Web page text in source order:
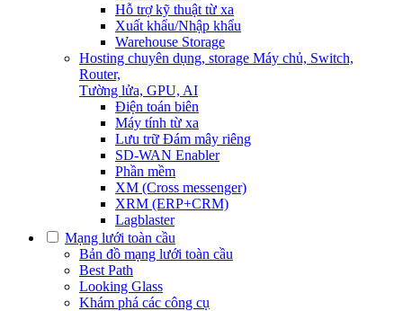
Hỗ trợ kỹ thuật từ xa
Xuất khẩu/Nhập khẩu
Warehouse Storage
Hosting chuyên dụng, storage Máy chủ, Switch,
Router,
Tường lửa, GPU, AI
Điện toán biên
Máy tính từ xa
Lưu trữ Đám mây riêng
SD-WAN Enabler
Phần mềm
XM (Cross messenger)
XRM (ERP+CRM)
Lagblaster
Mạng lưới toàn cầu
Bản đồ mạng lưới toàn cầu
Best Path
Looking Glass
Khám phá các công cụ